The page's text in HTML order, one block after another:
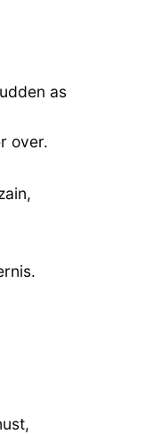
as
over.